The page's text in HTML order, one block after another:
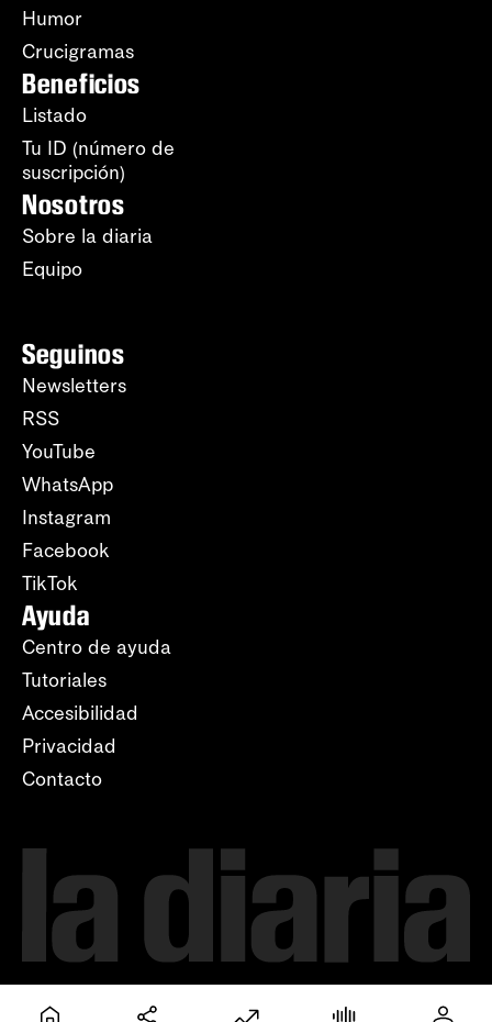
Humor
Crucigramas
Beneficios
Listado
Tu ID (número de
suscripción)
Nosotros
Sobre la diaria
Equipo
Seguinos
Newsletters
RSS
YouTube
WhatsApp
Instagram
Facebook
TikTok
Ayuda
Centro de ayuda
Tutoriales
Accesibilidad
Privacidad
Contacto